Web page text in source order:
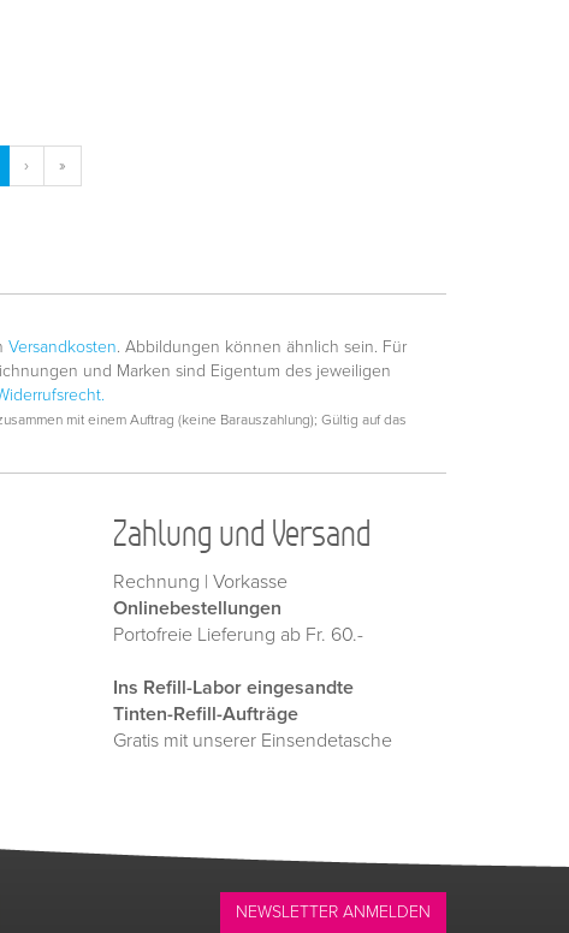
› »
Versandkosten. Abbildungen können ähnlich sein. Für
und Marken sind Eigentum des jeweiligen
mit einem Auftrag (keine Barauszahlung); Gültig auf das
Zahlung und Versand
Rechnung | Vorkasse
Onlinebestellungen
Portofreie Lieferung ab Fr. 60.-
Ins Refill-Labor eingesandte
Tinten-Refill-Aufträge
Gratis mit unserer Einsendetasche
NEWSLETTER ANMELDEN